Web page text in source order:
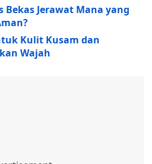
Bekas Jerawat Mana yang
Kulit Kusam dan
Wajah